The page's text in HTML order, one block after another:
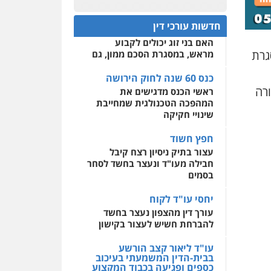
פלילי פשיעה חמורה
מעצרים וחקירות
0505212444
עו"ד אסף גונן
פלילי פשע חמור תעבורה
צבא מעצרים וחקירות
0542255161
גל דהן – משרד עורך דין
פלילי
0544723840
גיל פרידמן – משרד עו"ד
וחקירות מחיקת רישום פלילי
0503366733
0522508109
אחסון אתרים
מהירות הגנה גיבוי
לעורכי דין
מרכז התחלה חדשה
שירותים מקצועיים לעורכי
דין
0544500346
חדשות עורכי דין
המתח שבין חוק יחסי ממון
לבין חוק הירושה
האם בני זוג יכולים לקבוע
מראש, במסגרת הסכם ממון, גם
כנס 60 שנה לחוק הירושה
ראשי הכנס מדגישים את
המהפכה הטכנולגית שמחייבת
שינויי חקיקה
חפץ חשוד
עצור בתיק ניסיון רצח קיבל
חבילה מעו"ד ונעצר בחשד לסחר
בסמים
יחסי עו"ד לקוח
עורך דין מהצפון נעצר בחשד
להברחת חשיש לעצור בקישון
עו"ד ליאור קצב הורשע
בבית-הדין המשמעתי בעיכוב
כספים ופגיעה בכבוד המקצוע